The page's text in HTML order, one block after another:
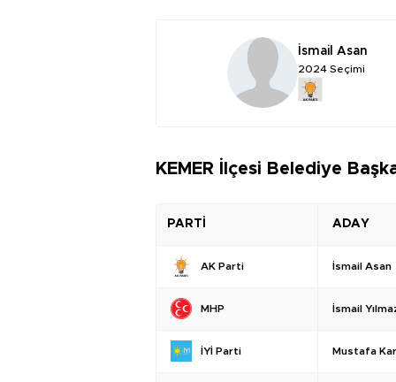
İsmail Asan
2024 Seçimi
KEMER İlçesi Belediye
PARTİ ADAY
AK Parti İsmail Asan
MHP İsmail
İYİ Parti Mustafa